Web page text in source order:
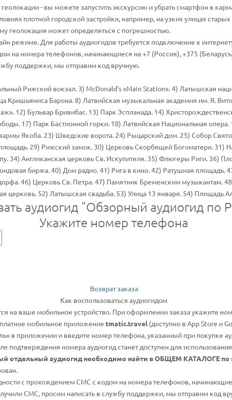
- вы можете запустить экскурсию и убрать смартфон в
плотной городской застройки, например, на узких улицах
геолокация может определяться с погрешностью.
режиме. Для работы аудиогидов требуется подключение к
на номера телефонов, начинающиеся на +7 (Россия), +375
поддержки, мы отправим код вручную.
Рижский вокзал. 3) McDonald's «Main Station». 4) Латышская
Кришьяниса Барона. 8) Латвийская музыкальная академия им. Я.
12) Бульвар Бривибас. 13) Парк Эспланада. 14)
17) Парк Бастионной горки. 18) Латвийская Национальная
Якоба. 23) Шведские ворота. 24) Рыцарский дом. 25) Собор
29) Рижский замок. 30) Церковь Скорбящей Богоматери. 31)
34) Англиканская церковь Св. Искупителя. 35) Флюгеры Риги. 36)
биржа. 40) Дом радио. 41) Рига в кино. 42) Ратушная площадь.
46) Церковь Св. Петра. 47) Памятник Бременским музыкантам.
церковь. 52) Латышская свадьба. 53) Улица 13 января. 54) Площадь
аудиогид "Обзорный аудиогид по
Укажите номер телефона
Возврат заказа
Как воспользоваться аудиогидом
на ваше мобильное устройство. При оформлении заказа укажите
мобильное приложение tmatic.travel (доступно в App Store и
в приложении и введите номер телефона, указанный при покупке
подтверждения номера аудиогид станет доступен для
отдельный аудиогид необходимо найти в ОБЩЕМ КАТАЛОГЕ по
с прохождением СМС с кодом на номера телефонов,
СМС, просим написать в службу поддержки, мы отправим код